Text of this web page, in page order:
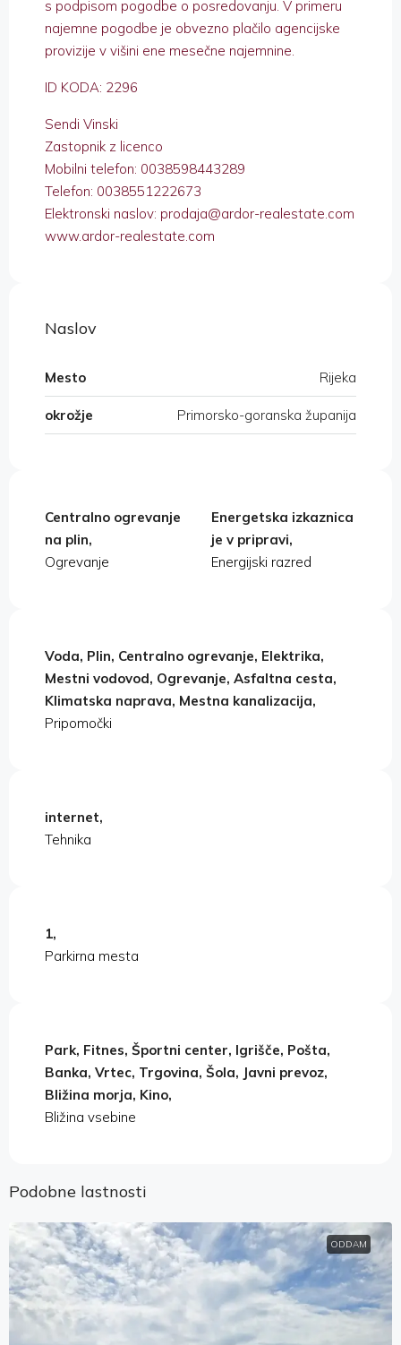
s podpisom pogodbe o posredovanju. V primeru
najemne pogodbe je obvezno plačilo agencijske
provizije v višini ene mesečne najemnine.
ID KODA: 2296
Sendi Vinski
Zastopnik z licenco
Mobilni telefon: 0038598443289
Telefon: 0038551222673
Elektronski naslov: prodaja@ardor-realestate.com
www.ardor-realestate.com
Naslov
Mesto Rijeka
okrožje Primorsko-goranska županija
Centralno ogrevanje
na plin,
Ogrevanje
Energetska izkaznica
je v pripravi,
Energijski razred
Voda, Plin, Centralno ogrevanje, Elektrika,
Mestni vodovod, Ogrevanje, Asfaltna cesta,
Klimatska naprava, Mestna kanalizacija,
Pripomočki
internet,
Tehnika
1,
Parkirna mesta
Park, Fitnes, Športni center, Igrišče, Pošta,
Banka, Vrtec, Trgovina, Šola, Javni prevoz,
Bližina morja, Kino,
Bližina vsebine
Podobne lastnosti
ODDAM